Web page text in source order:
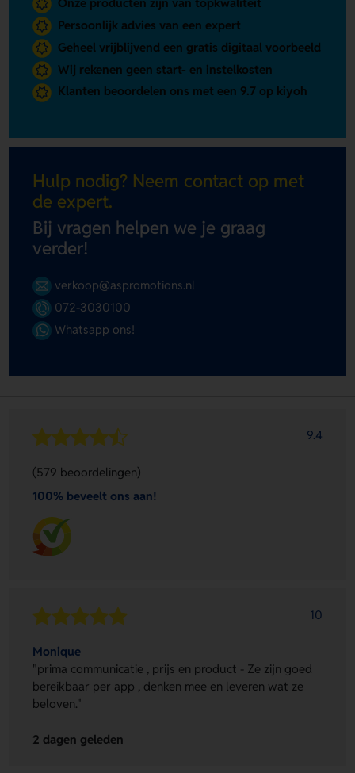
Persoonlijk advies van een expert
Geheel vrijblijvend een gratis digitaal voorbeeld
Wij rekenen geen start- en instelkosten
Klanten beoordelen ons met een 9.7 op kiyoh
Hulp nodig? Neem contact op met
de expert.
Bij vragen helpen we je graag
verder!
verkoop@aspromotions.nl
072-3030100
Whatsapp ons!
9.4
(579 beoordelingen)
100% beveelt ons aan!
10
Monique
"prima communicatie , prijs en product - Ze zijn goed
bereikbaar per app , denken mee en leveren wat ze
beloven."
2 dagen geleden